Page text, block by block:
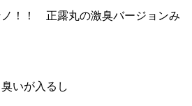
ノ！！ 正露丸の激臭バージョンみ
いが入るし